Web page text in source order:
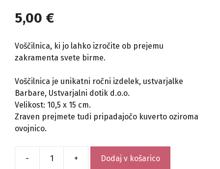
5,00 €
Voščilnica, ki jo lahko izročite ob prejemu
zakramenta svete birme.
Voščilnica je unikatni ročni izdelek, ustvarjalke
Barbare, Ustvarjalni dotik d.o.o.
Velikost: 10,5 x 15 cm.
Zraven prejmete tudi pripadajočo kuverto oziroma
ovojnico.
-
Voščilnica
+ Dodaj v košarico